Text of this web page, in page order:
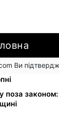
Ви
UNICEF
поза